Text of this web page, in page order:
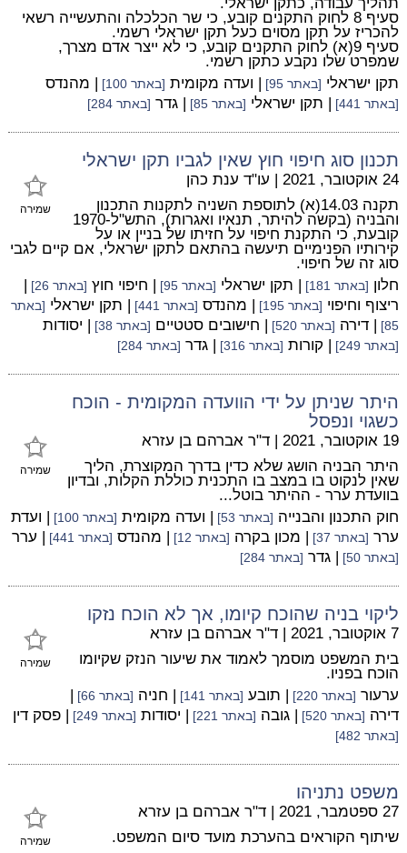
סעיף 8 לחוק התקנים קובע, כי שר הכלכלה והתעשייה רשאי
להכריז על תקן מסוים כעל תקן ישראלי רשמי.
סעיף 9(א) לחוק התקנים קובע, כי לא ייצר אדם מצרך,
שמפרט שלו נקבע כתקן רשמי.
תקן ישראלי [באתר 95] | ועדה מקומית [באתר 100] | מהנדס
[באתר 441] | תקן ישראלי [באתר 85] | גדר [באתר 284]
תכנון סוג חיפוי חוץ שאין לגביו תקן ישראלי
שמירה
24 אוקטובר, 2021 | עו"ד ענת כהן
תקנה 14.03(א) לתוספת השניה לתקנות התכנון
והבניה (בקשה להיתר, תנאיו ואגרות), התש"ל-1970
קובעת, כי התקנת חיפוי על חזיתו של בניין או על
קירותיו הפנימיים תיעשה בהתאם לתקן ישראלי, אם קיים לגבי
סוג זה של חיפוי.
חלון [באתר 181] | תקן ישראלי [באתר 95] | חיפוי חוץ [באתר 26]
|
ריצוף וחיפוי [באתר 195] | מהנדס [באתר 441] | תקן ישראלי [באתר
85]
| דירה [באתר 520] | חישובים סטטיים [באתר 38] | יסודות
[באתר 249] | קורות [באתר 316] | גדר [באתר 284]
היתר שניתן על ידי הוועדה המקומית - הוכח
כשגוי ונפסל
שמירה
19 אוקטובר, 2021 | ד"ר אברהם בן עזרא
היתר הבניה הושג שלא כדין בדרך המקוצרת, הליך
שאין לנקוט בו במצב בו התכנית כוללת הקלות, ובדיון
בוועדת ערר - ההיתר בוטל...
חוק התכנון והבנייה [באתר 53] | ועדה מקומית [באתר 100]
| ועדת
ערר [באתר 37] | מכון בקרה [באתר 12] | מהנדס [באתר 441] | ערר
[באתר 50] | גדר [באתר 284]
ליקוי בניה שהוכח קיומו, אך לא הוכח נזקו
שמירה
7 אוקטובר, 2021 | ד"ר אברהם בן עזרא
בית המשפט מוסמך לאמוד את שיעור הנזק שקיומו
הוכח בפניו.
ערעור [באתר 220] | תובע [באתר 141] | חניה [באתר 66]
|
דירה [באתר 520] | גובה [באתר 221] | יסודות [באתר 249] | פסק דין
[באתר 482]
משפט נתניהו
שמירה
27 ספטמבר, 2021 | ד"ר אברהם בן עזרא
שיתוף הקוראים בהערכת מועד סיום המשפט.